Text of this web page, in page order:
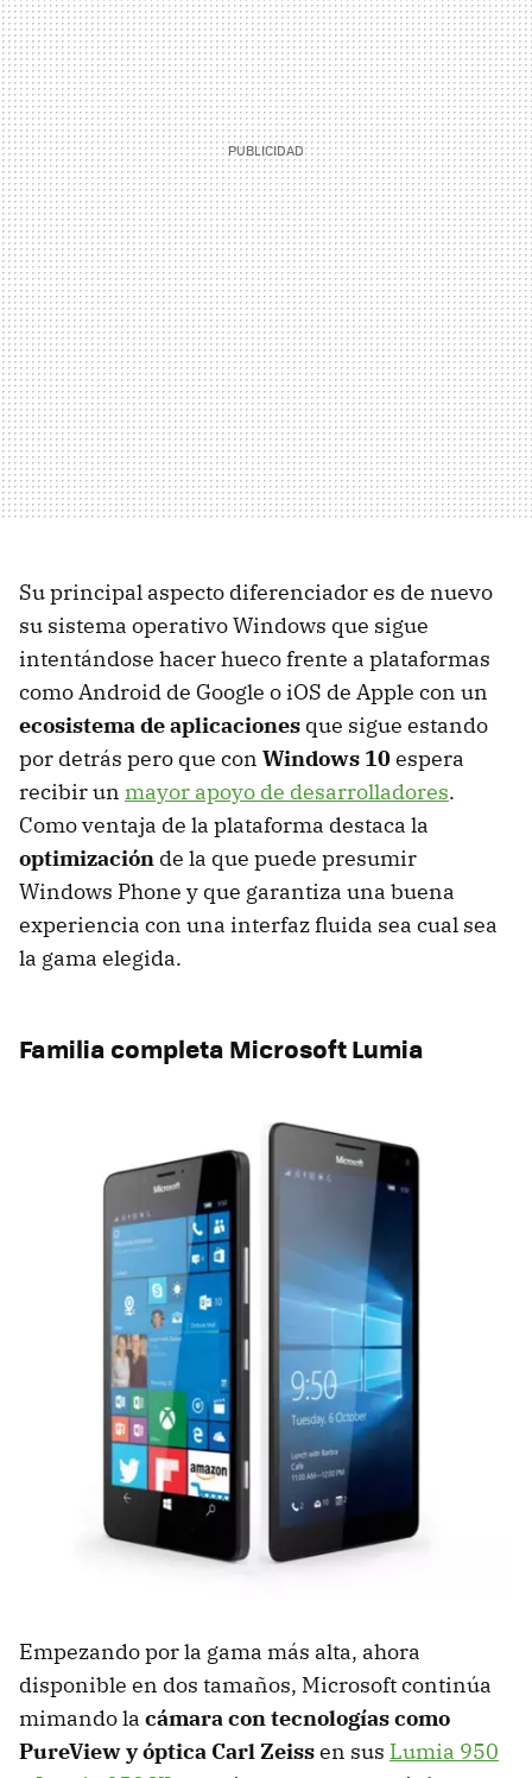
Su principal aspecto diferenciador es de nuevo
su sistema operativo Windows que sigue
intentándose hacer hueco frente a plataformas
como Android de Google o iOS de Apple con un
ecosistema de aplicaciones que sigue estando
por detrás pero que con Windows 10espera
recibir un mayor apoyo de desarrolladores.
Como ventaja de la plataforma destaca la
optimización de la que puede presumir
Windows Phone y que garantiza una buena
experiencia con una interfaz fluida sea cual sea
la gama elegida.
Familia completa Microsoft Lumia
Empezando por la gama más alta, ahora
disponible en dos tamaños, Microsoft continúa
mimando la cámara con tecnologías como
PureView y óptica Carl Zeissen sus Lumia 950